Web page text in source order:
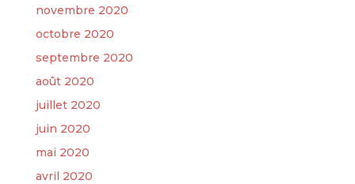
novembre 2020
octobre 2020
septembre 2020
août 2020
juillet 2020
juin 2020
mai 2020
avril 2020